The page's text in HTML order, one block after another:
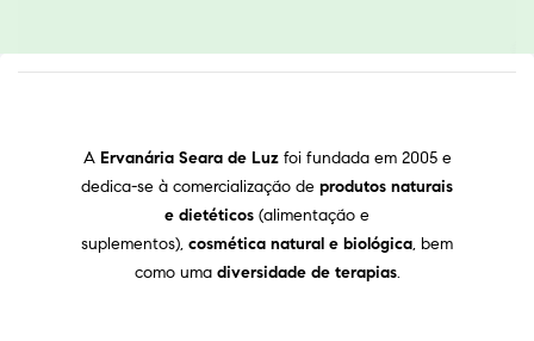
A Ervanária Seara de Luz foi fundada em 2005 e
dedica-se à comercialização de produtos naturais
e dietéticos (alimentação e
suplementos), cosmética natural e biológica, bem
como uma diversidade de terapias.